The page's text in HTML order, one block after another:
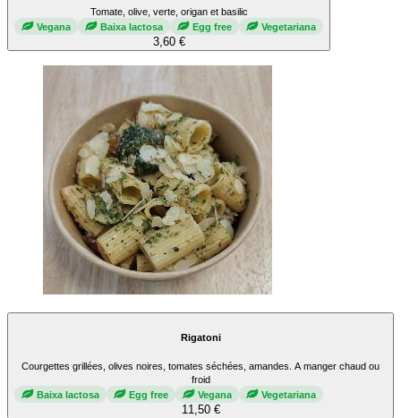
Tomate, olive, verte, origan et basilic
Vegana
Baixa lactosa Egg free Vegetariana
3,60 €
Rigatoni
Courgettes grillées, olives noires, tomates séchées, amandes. A manger chaud ou
froid
Baixa lactosa
Egg free Vegana Vegetariana
11,50 €